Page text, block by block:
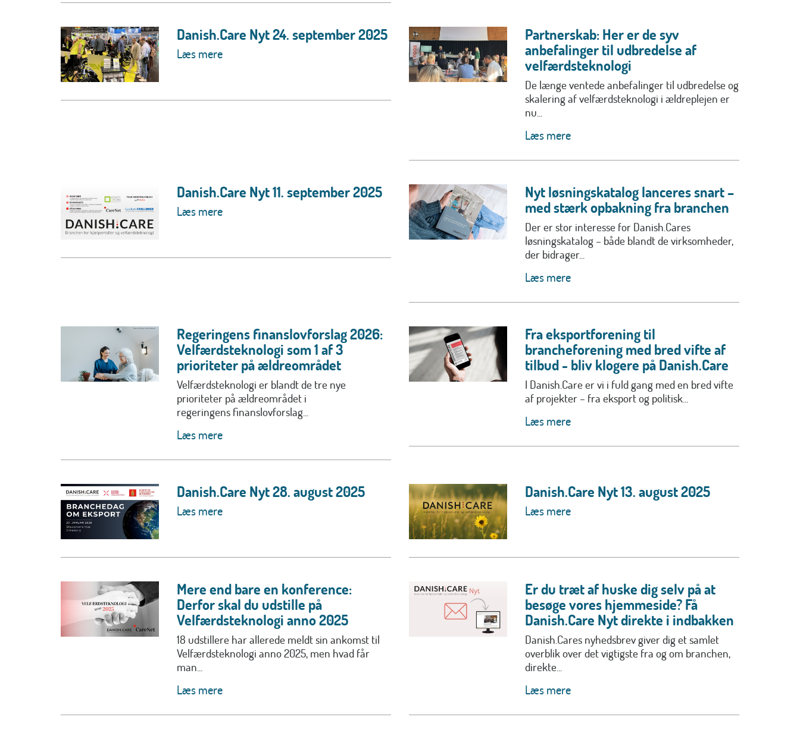
Danish.Care Nyt 24. september 2025
Læs mere
Partnerskab: Her er de syv
anbefalinger til udbredelse af
velfærdsteknologi
De længe ventede anbefalinger til udbredelse og
skalering af velfærdsteknologi i ældreplejen er
nu...
Læs mere
Danish.Care Nyt 11. september 2025
Læs mere
Nyt løsningskatalog lanceres snart –
med stærk opbakning fra branchen
Der er stor interesse for Danish.Cares
løsningskatalog – både blandt de virksomheder,
der bidrager...
Læs mere
Regeringens finanslovforslag 2026:
Velfærdsteknologi som 1 af 3
prioriteter på ældreområdet
Velfærdsteknologi er blandt de tre nye
prioriteter på ældreområdet i
regeringens finanslovforslag...
Læs mere
Fra eksportforening til
brancheforening med bred vifte af
tilbud - bliv klogere på Danish.Care
I Danish.Care er vi i fuld gang med en bred vifte
af projekter – fra eksport og politisk...
Læs mere
Danish.Care Nyt 28. august 2025
Læs mere
Danish.Care Nyt 13. august 2025
Læs mere
Mere end bare en konference:
Derfor skal du udstille på
Velfærdsteknologi anno 2025
18 udstillere har allerede meldt sin ankomst til
Velfærdsteknologi anno 2025, men hvad får
man...
Læs mere
Er du træt af huske dig selv på at
besøge vores hjemmeside? Få
Danish.Care Nyt direkte i indbakken
Danish.Cares nyhedsbrev giver dig et samlet
overblik over det vigtigste fra og om branchen,
direkte...
Læs mere